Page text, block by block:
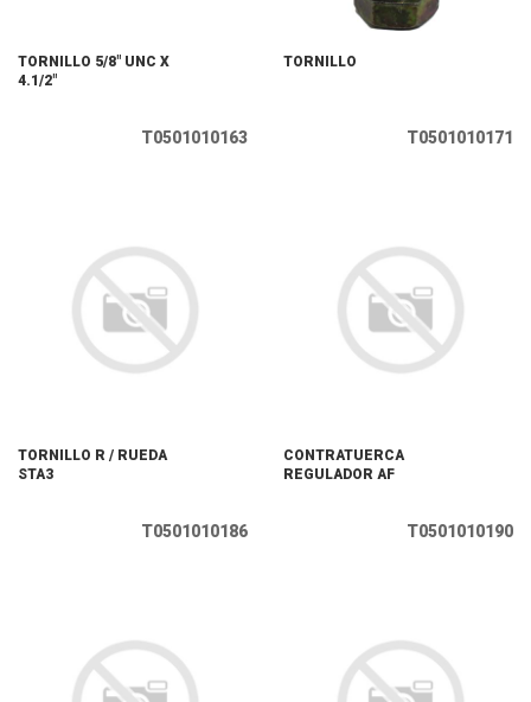
TORNILLO 5/8" UNC X
4.1/2"
T0501010163
TORNILLO
T0501010171
TORNILLO R / RUEDA
STA3
T0501010186
CONTRATUERCA
REGULADOR AF
T0501010190